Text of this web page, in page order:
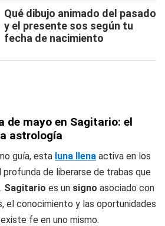
Qué dibujo animado del pasado
y el presente sos según tu
fecha de nacimiento
de mayo en Sagitario: el
astrología
guía, esta luna llena activa en los
profunda de liberarse de trabas que
Sagitario es un signo asociado con
el conocimiento y las oportunidades
fe en uno mismo.